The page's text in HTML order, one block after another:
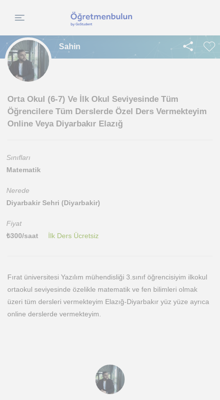
Sahin
Orta Okul (6-7) Ve İlk Okul Seviyesinde Tüm
Öğrencilere Tüm Derslerde Özel Ders Vermekteyim
Online Veya Diyarbakır Elazığ
Sınıfları
Matematik
Nerede
Diyarbakir Sehri (Diyarbakir)
Fiyat
₺300/saat İlk Ders Ücretsiz
Fırat üniversitesi Yazılım mühendisliği 3.sınıf öğrencisiyim ilkokul
ortaokul seviyesinde özelikle matematik ve fen bilimleri olmak
üzeri tüm dersleri vermekteyim Elazığ-Diyarbakır yüz yüze ayrıca
online derslerde vermekteyim.